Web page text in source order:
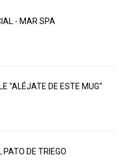
- MAR SPA
"ALÉJATE DE ESTE MUG"
PATO DE TRIEGO